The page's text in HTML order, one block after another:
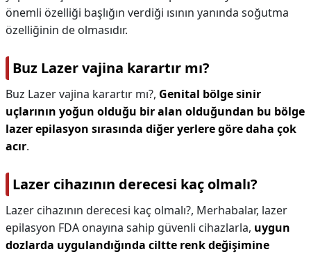
önemli özelliği başlığın verdiği ısının yanında soğutma
özelliğinin de olmasıdır.
Buz Lazer vajina karartır mı?
Buz Lazer vajina karartır mı?, Genital bölge sinir
uçlarının yoğun olduğu bir alan olduğundan bu bölge
lazer epilasyon sırasında diğer yerlere göre daha çok
acır.
Lazer cihazının derecesi kaç olmalı?
Lazer cihazının derecesi kaç olmalı?, Merhabalar, lazer
epilasyon FDA onayına sahip güvenli cihazlarla, uygun
dozlarda uygulandığında ciltte renk değişimine